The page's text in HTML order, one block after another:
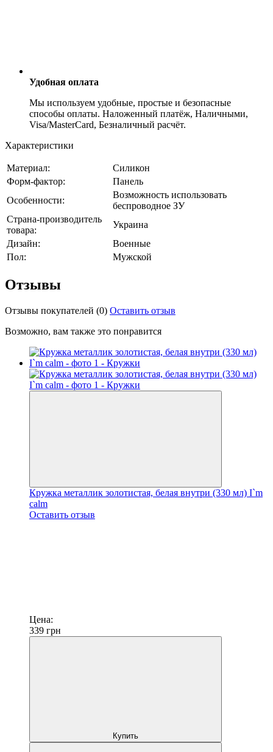
Удобная оплата
Мы используем удобные, простые и безопасные
способы оплаты. Наложенный платёж, Наличными,
Visa/MasterCard, Безналичный расчёт.
Характеристики
Материал:
Силикон
Форм-фактор:
Панель
Особенности:
Возможность использовать
беспроводное ЗУ
Страна-производитель
товара:
Украина
Дизайн:
Военные
Пол:
Мужской
Отзывы
Отзывы покупателей (0) Оставить отзыв
Возможно, вам также это понравится
Кружка металлик золотистая, белая внутри (330 мл) I`m
calm
Оставить отзыв
Цена:
339 грн
Купить